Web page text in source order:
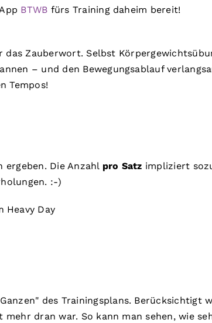
BTWB fürs Training daheim bereit!
Zauberwort. Selbst
– und den Bewegungsablauf
Tempos!
ergeben. Die Anzahl pro Satz impliziert
:-)
Heavy Day
des Trainingsplans. Berücksichtigt
dran war. So kann man sehen, wie